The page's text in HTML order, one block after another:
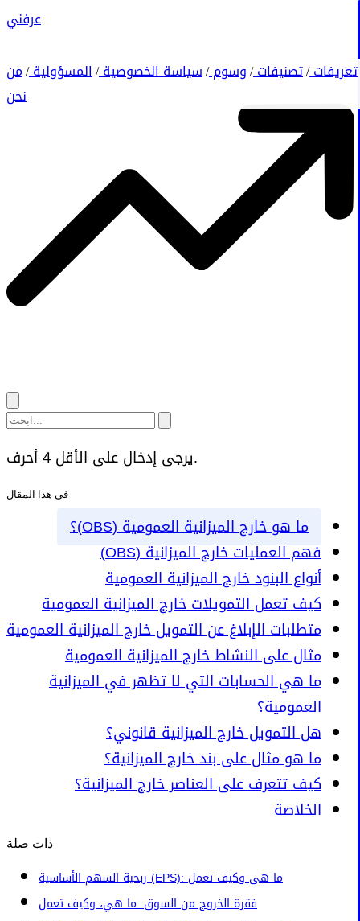
عرفني
تعريفات/ تصنيفات/ وسوم/ سياسة الخصوصية/ المسؤولية/ من
نحن
يرجى إدخال على الأقل 4 أحرف.
في هذا المقال
ما هو خارج الميزانية العمومية (OBS)؟
فهم العمليات خارج الميزانية (OBS)
أنواع البنود خارج الميزانية العمومية
كيف تعمل التمويلات خارج الميزانية العمومية
متطلبات الإبلاغ عن التمويل خارج الميزانية العمومية
مثال على النشاط خارج الميزانية العمومية
ما هي الحسابات التي لا تظهر في الميزانية
العمومية؟
هل التمويل خارج الميزانية قانوني؟
ما هو مثال على بند خارج الميزانية؟
كيف تتعرف على العناصر خارج الميزانية؟
الخلاصة
ذات صلة
ربحية السهم الأساسية (EPS): ما هي وكيف تعمل
فقرة الخروج من السوق: ما هي، وكيف تعمل